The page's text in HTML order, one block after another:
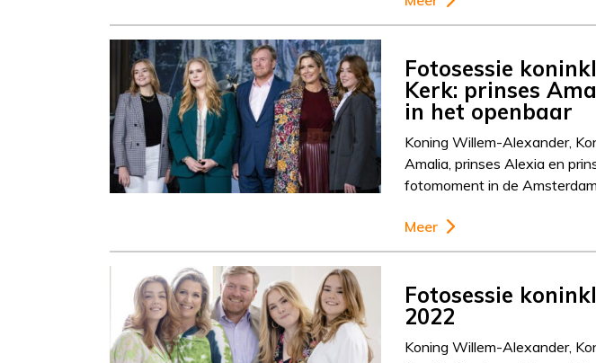
Fotosessie
Kerk: prinses
in het openbaar
Koning Willem-Alexander,
Amalia, prinses Alexia en
fotomoment in de
Meer
Fotosessie
2022
Koning Willem-Alexander,